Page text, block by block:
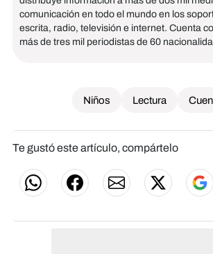
comunicación en todo el mundo en los
escrita, radio, televisión e internet. Cuenta
más de tres mil periodistas de 60
Niños Lectura
Te gustó este artículo, compártelo